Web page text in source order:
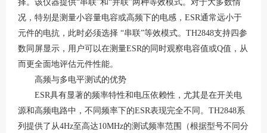
择。该仪器提供“串联”和“并联”两种等效模式。对于大多数情
况，特别是测量小容量电容或高频下的电感， ESR通常远小于
元件的电抗，此时必须选择 “串联”等效模式。TH2848支持四参
数同屏显示，用户可以在测量ESR的同时观察电容值或Q值，从
而更全面地评估元件性能。
高频与多电平测试的优势
ESR具有显著的频率特性和电压依赖性，尤其是在开关电
源和高频电路中，不同频率下的ESR表现完全不同。TH2848系
列提供了从4Hz至高达10MHz的测试频率范围（根据型号不同分